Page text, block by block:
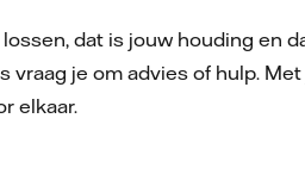
dat is jouw houding en
je om advies of hulp.
elkaar.